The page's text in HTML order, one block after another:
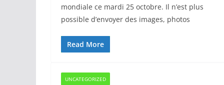
mondiale ce mardi 25 octobre. Il n’est plus
possible d’envoyer des images, photos
Read More
UNCATEGORIZED